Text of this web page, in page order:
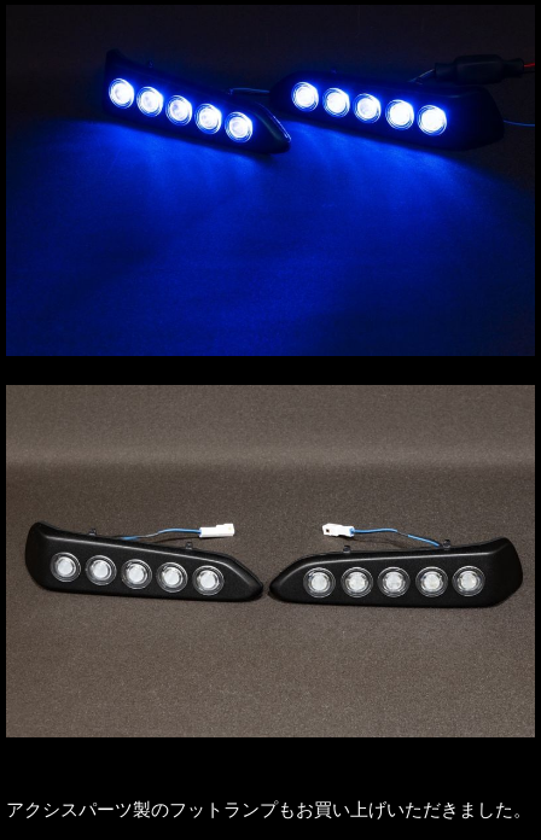
アクシスパーツ製のフットランプもお買い上げいただきました。